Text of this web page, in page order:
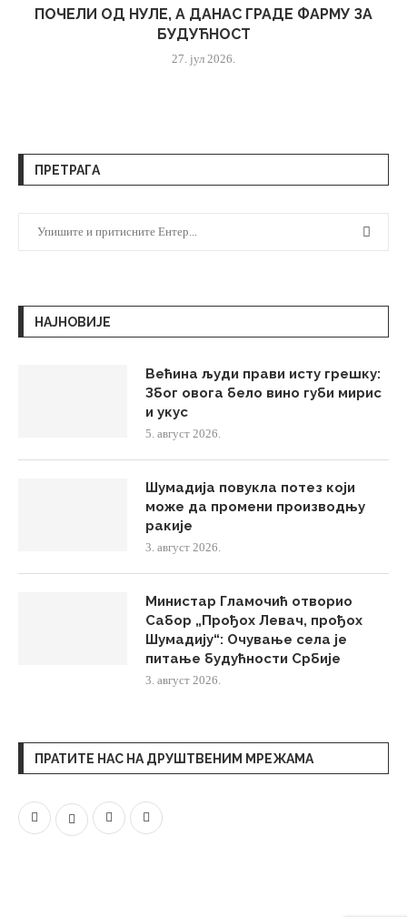
ПОЧЕЛИ ОД НУЛЕ, А ДАНАС ГРАДЕ ФАРМУ ЗА
БУДУЋНОСТ
27. јул 2026.
ПРЕТРАГА
НАЈНОВИЈЕ
Већина људи прави исту грешку:
Због овога бело вино губи мирис
и укус
5. август 2026.
Шумадија повукла потез који
може да промени производњу
ракије
3. август 2026.
Министар Гламочић отворио
Сабор „Прођох Левач, прођох
Шумадију“: Очување села је
питање будућности Србије
3. август 2026.
ПРАТИТЕ НАС НА ДРУШТВЕНИМ МРЕЖАМА